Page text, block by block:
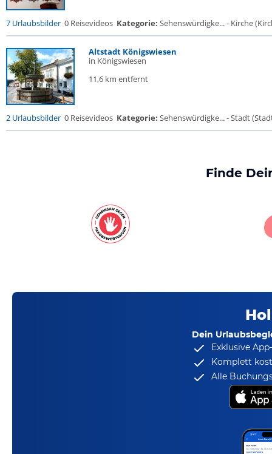
7 Urlaubsbilder 0 Reisevideos Kategorie: Sehenswürdigke... - Kirche
Altstadt Königswiesen
in Königswiesen
11,6 km entfernt
2 Urlaubsbilder 0 Reisevideos Kategorie: Sehenswürdigke... - Stadt
Finde
Dein
Exklusive
Komplett
Alle